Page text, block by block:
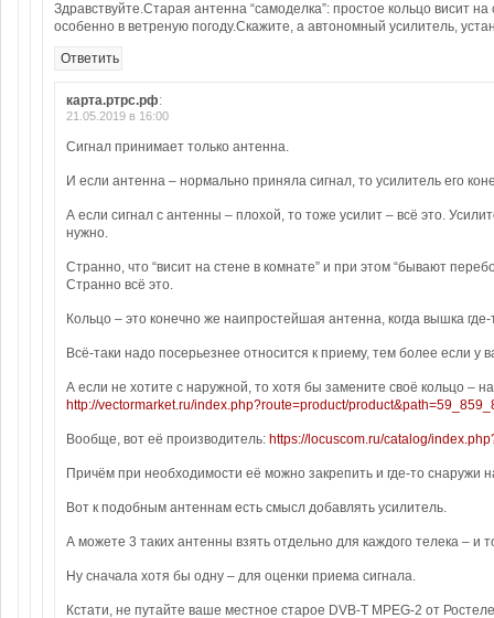
Здравствуйте.Старая антенна “самоделка”: простое кольцо висит
особенно в ветреную погоду.Скажите, а автономный усилитель,
Ответить
карта.ртрс.рф:
21.05.2019 в 16:00
Сигнал принимает только антенна.
И если антенна – нормально приняла сигнал, то усилитель его
А если сигнал с антенны – плохой, то тоже усилит – всё это.
нужно.
Странно, что “висит на стене в комнате” и при этом “бывают
Странно всё это.
Кольцо – это конечно же наипростейшая антенна, когда вышка
Всё-таки надо посерьезнее относится к приему, тем более если у
А если не хотите с наружной, то хотя бы замените своё кольцо –
http://vectormarket.ru/index.php?route=product/
Вообще, вот её производитель: https://locuscom.ru/catalog/
Причём при необходимости её можно закрепить и где-то снаружи
Вот к подобным антеннам есть смысл добавлять усилитель.
А можете 3 таких антенны взять отдельно для каждого телека – и
Ну сначала хотя бы одну – для оценки приема сигнала.
Кстати, не путайте ваше местное старое DVB-T MPEG-2 от